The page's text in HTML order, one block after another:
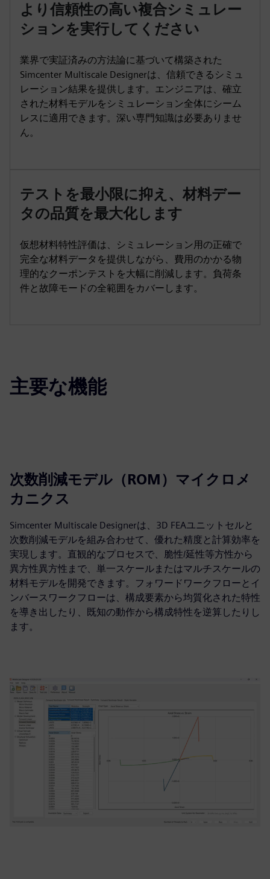
より信頼性の高い複合シミュレー
ションを実行してください
業界で実証済みの方法論に基づいて構築された
Simcenter Multiscale Designerは、信頼できるシミュ
レーション結果を提供します。エンジニアは、確立
された材料モデルをシミュレーション全体にシーム
レスに適用できます。深い専門知識は必要ありませ
ん。
テストを最小限に抑え、材料デー
タの品質を最大化します
仮想材料特性評価は、シミュレーション用の正確で
完全な材料データを提供しながら、費用のかかる物
理的なクーポンテストを大幅に削減します。負荷条
件と故障モードの全範囲をカバーします。
主要な機能
次数削減モデル（ROM）マイクロメ
カニクス
Simcenter Multiscale Designerは、3D FEAユニットセルと
次数削減モデルを組み合わせて、優れた精度と計算効率を
実現します。直観的なプロセスで、脆性/延性等方性から
異方性異方性まで、単一スケールまたはマルチスケールの
材料モデルを開発できます。フォワードワークフローとイ
ンバースワークフローは、構成要素から均質化された特性
を導き出したり、既知の動作から構成特性を逆算したりし
ます。